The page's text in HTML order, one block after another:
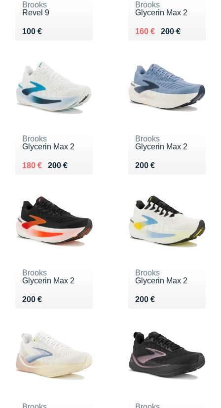
Brooks
Revel 9
100 €
Vendu 100 €
Brooks
Glycerin Max 2
200 €
Au lieu de 200 €
160 €
Vendu 160 €
Brooks
Glycerin Max 2
200 €
Au lieu de 200 €
180 €
Vendu 180 €
Brooks
Glycerin Max 2
200 €
Vendu 200 €
Brooks
Glycerin Max 2
200 €
Vendu 200 €
Brooks
Glycerin Max 2
200 €
Vendu 200 €